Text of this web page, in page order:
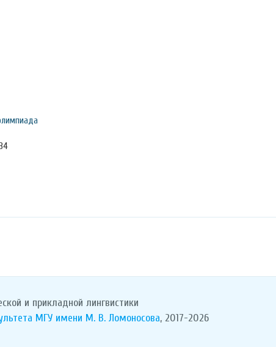
и прикладной лингвистики
МГУ имени М. В. Ломоносова, 2017-2026